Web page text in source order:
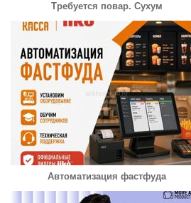
Требуется повар. Сухум
Автоматизация фастфуда